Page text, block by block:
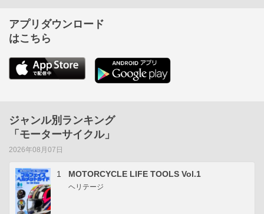
アプリダウンロード
はこちら
ジャンル別ランキング
「モーターサイクル」
2026年08月07日
1 MOTORCYCLE LIFE TOOLS Vol.1
ヘリテージ